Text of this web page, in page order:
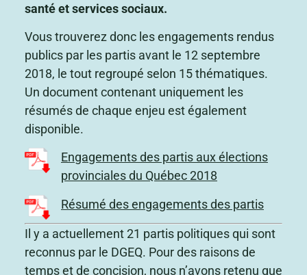
santé et services sociaux.
Vous trouverez donc les engagements rendus
publics par les partis avant le 12 septembre
2018, le tout regroupé selon 15 thématiques.
Un document contenant uniquement les
résumés de chaque enjeu est également
disponible.
Engagements des partis aux élections
provinciales du Québec 2018
Résumé des engagements des partis
Il y a actuellement 21 partis politiques qui sont
reconnus par le DGEQ. Pour des raisons de
temps et de concision, nous n’avons retenu que